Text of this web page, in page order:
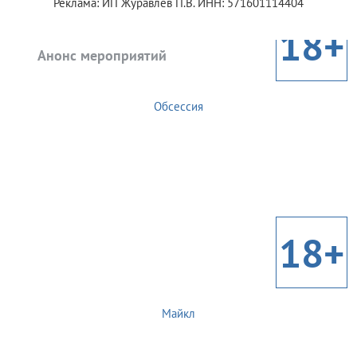
Анонс мероприятий 18+
Обсессия
18+
Майкл